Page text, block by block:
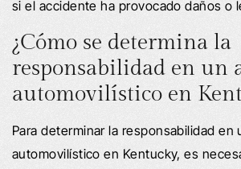
si el accidente ha provocado daños o
¿Cómo se determina la
responsabilidad en un
automovilístico en
Para determinar la responsabilidad en
automovilístico en Kentucky, es